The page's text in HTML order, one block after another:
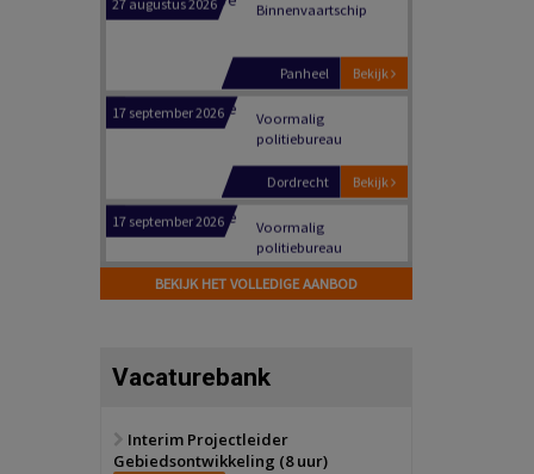
Voormalig
politiebureau
Dordrecht
Voormalig
politiebureau
Hilversum
17 september 2026
Voormalig
Zwanenburg
BEKIJK HET VOLLEDIGE AANBOD
Vacaturebank
Interim Projectleider
Gebiedsontwikkeling (8 uur)